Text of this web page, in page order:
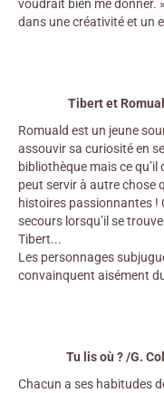
voudrait bien me donner.
dans une créativité et un
Tibert et
Romuald est un jeune
assouvir sa curiosité en
bibliothèque mais ce
peut servir à autre chose
histoires passionnantes !
secours lorsqu’il se
Tibert...
Les personnages
convainquent aisément
Tu lis où ? /G.
Chacun a ses habitudes